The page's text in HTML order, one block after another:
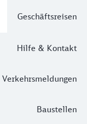
Geschäftsreisen
Hilfe & Kontakt
Verkehrsmeldungen
Baustellen